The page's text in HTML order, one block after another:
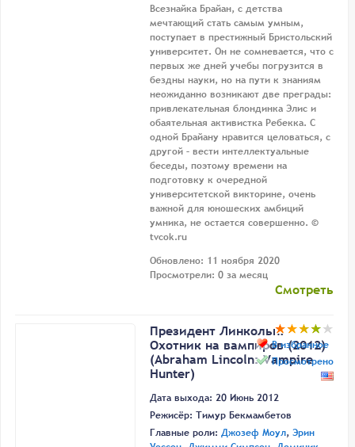
Всезнайка Брайан, с детства
мечтающий стать самым умным,
поступает в престижный Бристольский
университет. Он не сомневается, что с
первых же дней учебы погрузится в
бездны науки, но на пути к знаниям
неожиданно возникают две преграды:
привлекательная блондинка Элис и
обаятельная активистка Ребекка. С
одной Брайану нравится целоваться, с
другой – вести интеллектуальные
беседы, поэтому времени на
подготовку к очередной
университетской викторине, очень
важной для юношеских амбиций
умника, не остается совершенно. ©
tvcok.ru
Обновлено: 11 ноября 2020
Просмотрели: 0 за месяц
Смотреть
В избранное
Просмотрено
Президент Линкольн:
Охотник на вампиров (2012)
(Abraham Lincoln: Vampire
Hunter)
Дата выхода: 20 Июнь 2012
Режисёр: Тимур Бекмамбетов
Главные роли: Джозеф Моул, Эрин